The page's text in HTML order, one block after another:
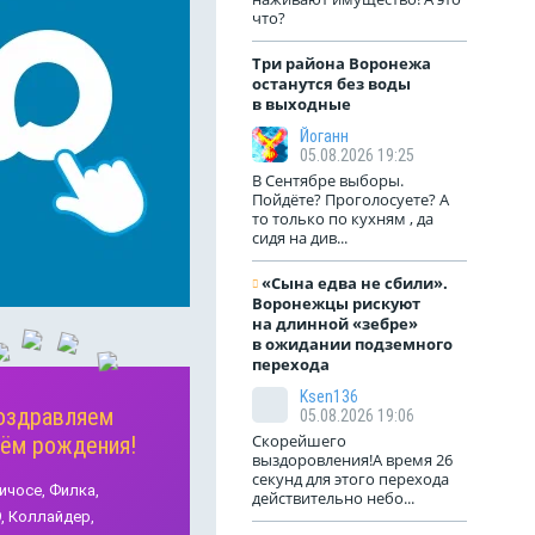
мешало?
Странно,
знак
и
Раньше
справа и
проезд.
Очень жарко…
Как одеться за 30 градусов
тепла на работе? Нашим
женщинам на заводе было
попроще. Из всей одежды у
них был рабочий халат и
тапочки, а вот мужчинам
приходилось попотеть.
Брюки, куртка, головной убор
рождения!
Филка,
Коллайдер,
что?
Три района Воронежа
останутся без воды
в выходные
Йоганн
05.08.2026 19:25
В Сентябре выборы.
Пойдёте? Проголосуете? А
то только по кухням , да
сидя на див...
«Сына едва не сбили».
Воронежцы рискуют
на длинной «зебре»
в ожидании подземного
перехода
Ksen136
05.08.2026 19:06
Скорейшего
выздоровления!А время 26
секунд для этого перехода
действительно небо...